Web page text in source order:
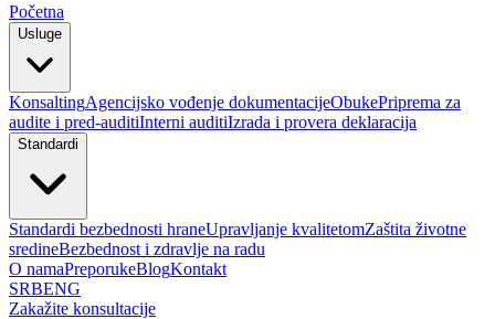
Početna
Usluge
KonsaltingAgencijsko vođenje dokumentacijeObukePriprema za
audite i pred-auditiInterni auditiIzrada i provera deklaracija
Standardi
Standardi bezbednosti hraneUpravljanje kvalitetomZaštita životne
sredineBezbednost i zdravlje na radu
O namaPreporukeBlogKontakt
SRBENG
Zakažite konsultacije